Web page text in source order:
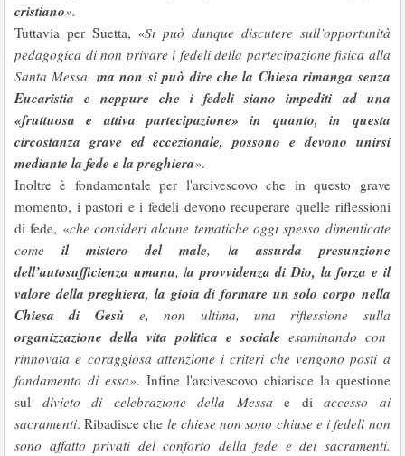
cristiano».
Tuttavia per Suetta, «Si può dunque discutere sull’opportunità
pedagogica di non privare i fedeli della partecipazione fisica alla
Santa Messa, ma non si può dire che la Chiesa rimanga senza
Eucaristia e neppure che i fedeli siano impediti ad una
«fruttuosa e attiva partecipazione» in quanto, in questa
circostanza grave ed eccezionale, possono e devono unirsi
mediante la fede e la preghiera».
Inoltre è fondamentale per l'arcivescovo che in questo grave
momento, i pastori e i fedeli devono recuperare quelle riflessioni
di fede, «che consideri alcune tematiche oggi spesso dimenticate
come il mistero del male, la assurda presunzione
dell’autosufficienza umana, la provvidenza di Dio, la forza e il
valore della preghiera, la gioia di formare un solo corpo nella
Chiesa di Gesù e, non ultima, una riflessione sulla
organizzazione della vita politica e sociale esaminando con
rinnovata e coraggiosa attenzione i criteri che vengono posti a
fondamento di essa». Infine l'arcivescovo chiarisce la questione
sul divieto di celebrazione della Messae diaccesso ai
sacramenti. Ribadisce che le chiese non sono chiuse e i fedeli non
sono affatto privati del conforto della fede e dei sacramenti.